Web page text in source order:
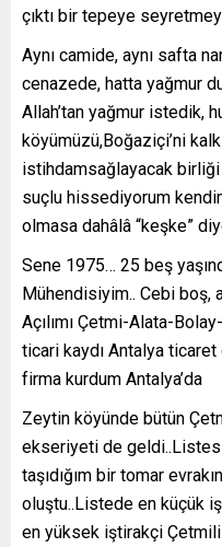
çıktı bir tepeye
Aynı camide, aynı safta
cenazede, hatta yağmur
Allah’tan yağmur istedik,
köyümüzü,Boğaziçi’ni
istihdamsağlayacak birliği
suçlu hissediyorum
olmasa dahâlâ “keşke”
Sene 1975… 25 beş
Mühendisiyim.. Cebi boş,
Açılımı Çetmi-Alata-
ticari kaydı Antalya
firma kurdum Antalya’da
Zeytin köyünde bütün
ekseriyeti de
taşıdığım bir tomar
oluştu..Listede en küçük
en yüksek iştirakçi